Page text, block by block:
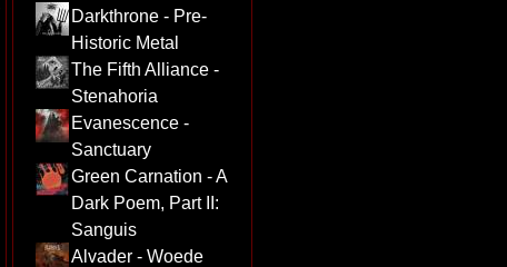
Darkthrone - Pre-
Historic Metal
The Fifth Alliance -
Stenahoria
Evanescence -
Sanctuary
Green Carnation - A
Dark Poem, Part II:
Sanguis
Alvader - Woede